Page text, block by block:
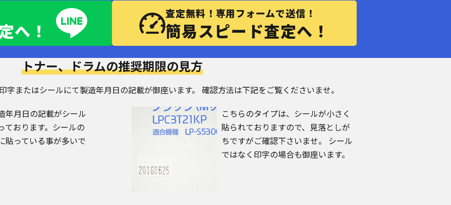
へ！
査定無料！専用フォームで送信！
簡易スピード査定へ！
トナー、ドラムの推奨期限の見方
字またはシールにて製造年月日の記載が御座います。 確認方法は下記をご覧くださいませ。
年月日の記載がシール
ております。シールの
貼っている事が多いで
こちらのタイプは、シールが小さく
貼られておりますので、見落としが
ちですがご確認下さいませ。 シール
ではなく印字の場合も御座います。